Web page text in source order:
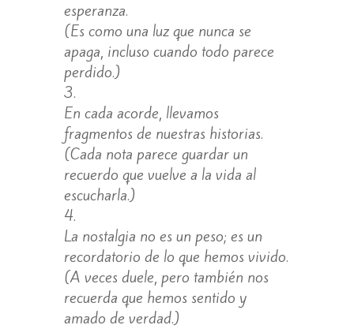
esperanza.
(Es como una luz que nunca se
apaga, incluso cuando todo parece
perdido.)
En cada acorde, llevamos
fragmentos de nuestras historias.
(Cada nota parece guardar un
recuerdo que vuelve a la vida al
escucharla.)
La nostalgia no es un peso; es un
recordatorio de lo que hemos vivido.
(A veces duele, pero también nos
recuerda que hemos sentido y
amado de verdad.)